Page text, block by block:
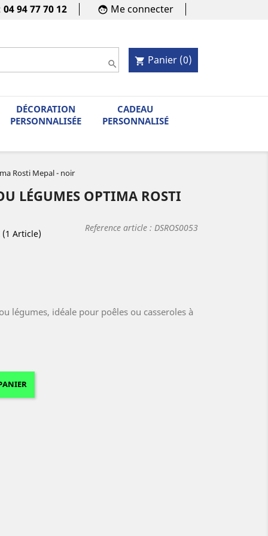
04 94 77 70 12 face Me connecter
 shopping_cart Panier (0)
DÉCORATION
PERSONNALISÉE
CADEAU
PERSONNALISÉ
Rosti Mepal - noir
LÉGUMES OPTIMA ROSTI
(1 Article)
Reference article : DSROS0053
légumes, idéale pour poêles ou casseroles à